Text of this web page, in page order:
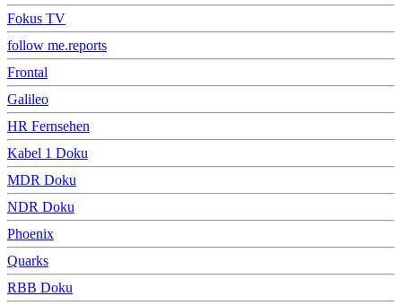
Fokus TV
follow me.reports
Frontal
Galileo
HR Fernsehen
Kabel 1 Doku
MDR Doku
NDR Doku
Phoenix
Quarks
RBB Doku